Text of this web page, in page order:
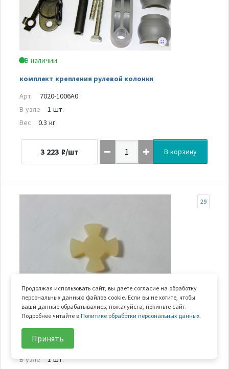
В наличии
комплект крепления рулевой колонки
Арт.
7020-1006A0
В узле
1 шт.
Вес
0.3 кг
3 223 ₽/шт В корзину
В наличии
демпфер электрического усилителя руля
29
Арт.
9CR6-103301
В узле
1 шт.
Продолжая использовать сайт, вы даете согласие на обработку
персональных данных: файлов cookie. Если вы не хотите, чтобы
ваши данные обрабатывались, пожалуйста, покиньте сайт.
Подробнее читайте вПолитике обработки персональных данных.
Принять